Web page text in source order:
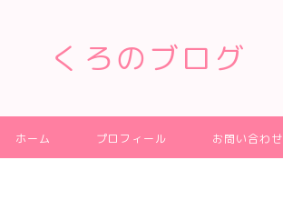
くろのブログ
ホーム プロフィール お問い合わせ